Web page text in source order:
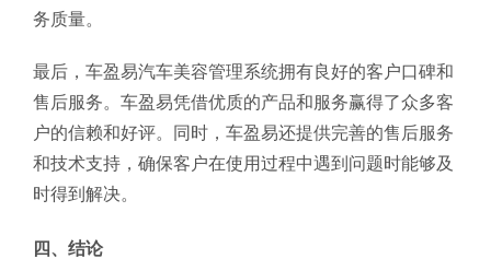
务质量。
最后，车盈易汽车美容管理系统拥有良好的客户口碑和
售后服务。车盈易凭借优质的产品和服务赢得了众多客
户的信赖和好评。同时，车盈易还提供完善的售后服务
和技术支持，确保客户在使用过程中遇到问题时能够及
时得到解决。
四、结论